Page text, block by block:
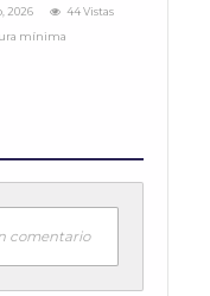
2026
44 Vistas
mínima
comentario